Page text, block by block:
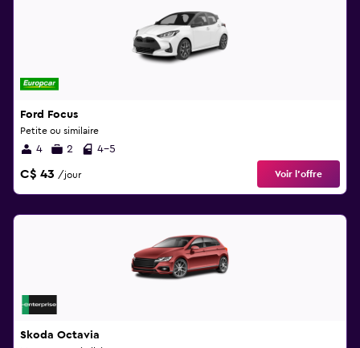
Ford Focus
Petite ou similaire
4 2 4-5
C$ 43 /jour Voir l’offre
Skoda Octavia